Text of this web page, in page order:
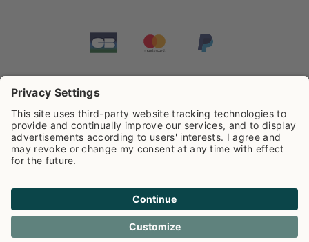
sur la base de505Avis
Cookies Politique de confidentialité
Frais de livraison
Conditions generales